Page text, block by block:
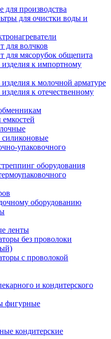
для производства
для очистки воды и
для волчков
для мясорубок общепита
изделия к импортному
к молочной арматуре
к отечественному
упаковочного
оборудования
оборудованию
ленты
без проволоки
с проволокой
и кондитерского
фигурные
кондитерские